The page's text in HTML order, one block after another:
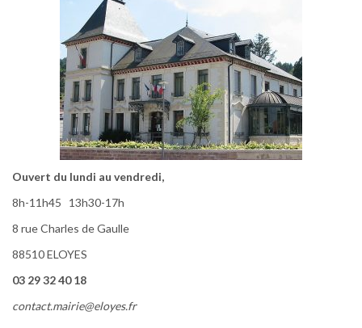
Ouvert du lundi au vendredi,
8h-11h45 13h30-17h
8 rue Charles de Gaulle
88510 ELOYES
03 29 32 40 18
contact.mairie@eloyes.fr